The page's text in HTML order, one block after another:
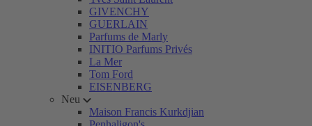
GIVENCHY
GUERLAIN
Parfums de Marly
INITIO Parfums Privés
La Mer
Tom Ford
EISENBERG
Neu
Maison Francis Kurkdjian